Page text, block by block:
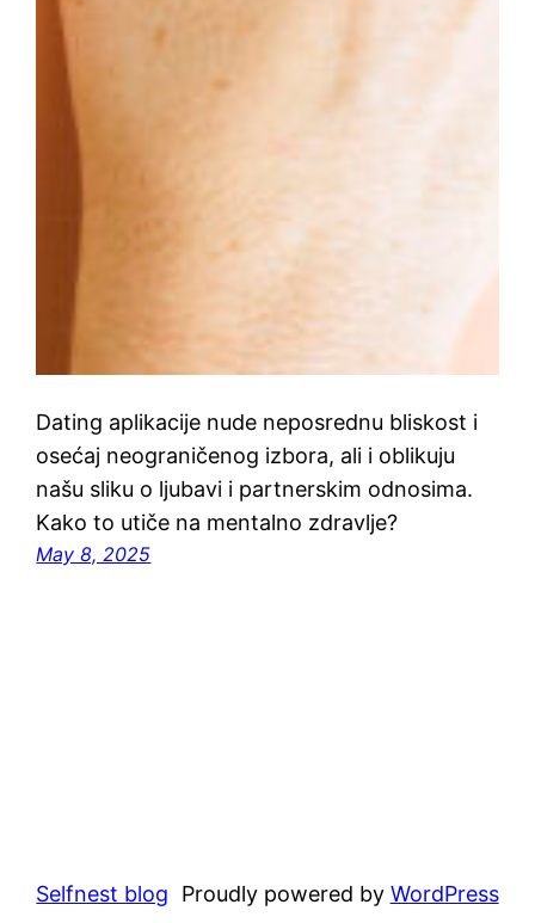
Dating aplikacije nude neposrednu bliskost i
osećaj neograničenog izbora, ali i oblikuju
našu sliku o ljubavi i partnerskim odnosima.
Kako to utiče na mentalno zdravlje?
May 8, 2025
Selfnest blog Proudly powered by WordPress